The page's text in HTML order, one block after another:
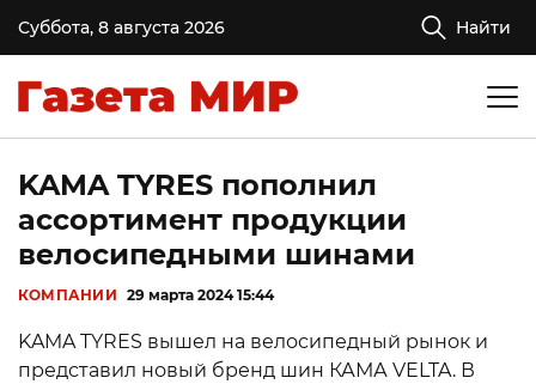
Суббота, 8 августа 2026 Найти
KAMA TYRES пополнил
ассортимент продукции
велосипедными шинами
КОМПАНИИ 29 марта 2024 15:44
KAMA TYRES вышел на велосипедный рынок и
представил новый бренд шин КАМА VELTA. В